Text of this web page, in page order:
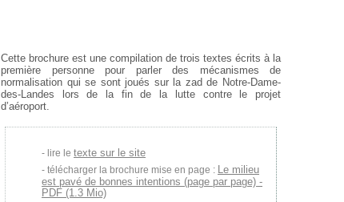
Cette brochure est une compilation de trois textes écrits à la
première personne pour parler des mécanismes de
normalisation qui se sont joués sur la zad de Notre-Dame-
des-Landes lors de la fin de la lutte contre le projet
d’aéroport.
lire le texte sur le site
télécharger la brochure mise en page : Le milieu
est pavé de bonnes intentions (page par page) -
PDF (1.3 Mio)